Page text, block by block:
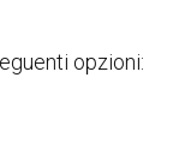
opzioni: